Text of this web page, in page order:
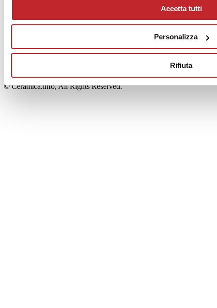
Accetta tutti
Personalizza
Rifiuta
Edi.Cer S.p.a. Società unipersonale
Viale Monte Santo, 40 - 41049 Sassuolo (MO) - Italy
00853700367
Iscrizione al Registro delle Imprese: REA Modena 189678
© Ceramica.info, All Rights Reserved.